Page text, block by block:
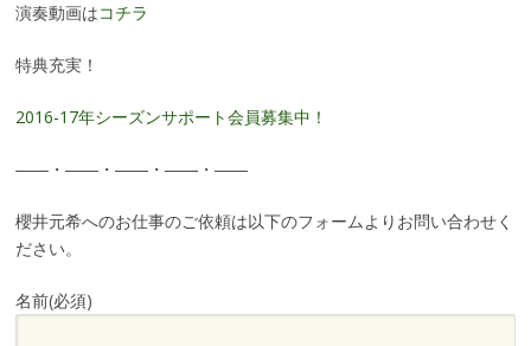
演奏動画はコチラ
特典充実！
2016-17年シーズンサポート会員募集中！
――・――・――・――・――
櫻井元希へのお仕事のご依頼は以下のフォームよりお問い合わせく
ださい。
名前(必須)